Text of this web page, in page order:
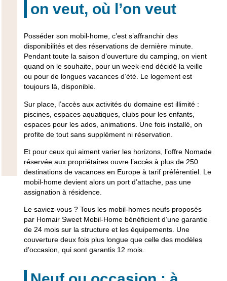
on veut, où l’on veut
Posséder son mobil-home, c’est s’affranchir des
disponibilités et des réservations de dernière minute.
Pendant toute la saison d’ouverture du camping, on vient
quand on le souhaite, pour un week-end décidé la veille
ou pour de longues vacances d’été. Le logement est
toujours là, disponible.
Sur place, l’accès aux activités du domaine est illimité :
piscines, espaces aquatiques, clubs pour les enfants,
espaces pour les ados, animations. Une fois installé, on
profite de tout sans supplément ni réservation.
Et pour ceux qui aiment varier les horizons, l’offre Nomade
réservée aux propriétaires ouvre l’accès à plus de 250
destinations de vacances en Europe à tarif préférentiel. Le
mobil-home devient alors un port d’attache, pas une
assignation à résidence.
Le saviez-vous ?Tous les mobil-homes neufs proposés
par Homair Sweet Mobil-Home bénéficient d’une garantie
de 24 mois sur la structure et les équipements. Une
couverture deux fois plus longue que celle des modèles
d’occasion, qui sont garantis 12 mois.